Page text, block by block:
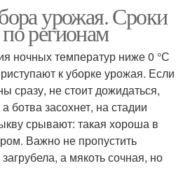
урожая. Сроки
регионам
ночных температур ниже 0 °С
к уборке урожая. Если
сразу, не стоит дожидаться,
ботва засохнет, на стадии
срывают: такая хороша в
Важно не пропустить
а мякоть сочная, но